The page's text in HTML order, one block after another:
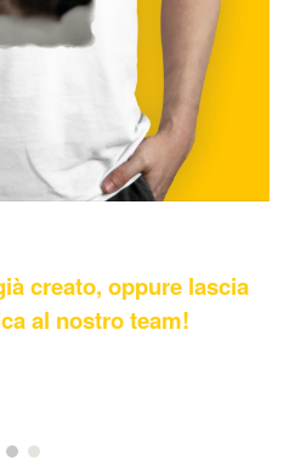
creato, oppure lascia
al nostro team!